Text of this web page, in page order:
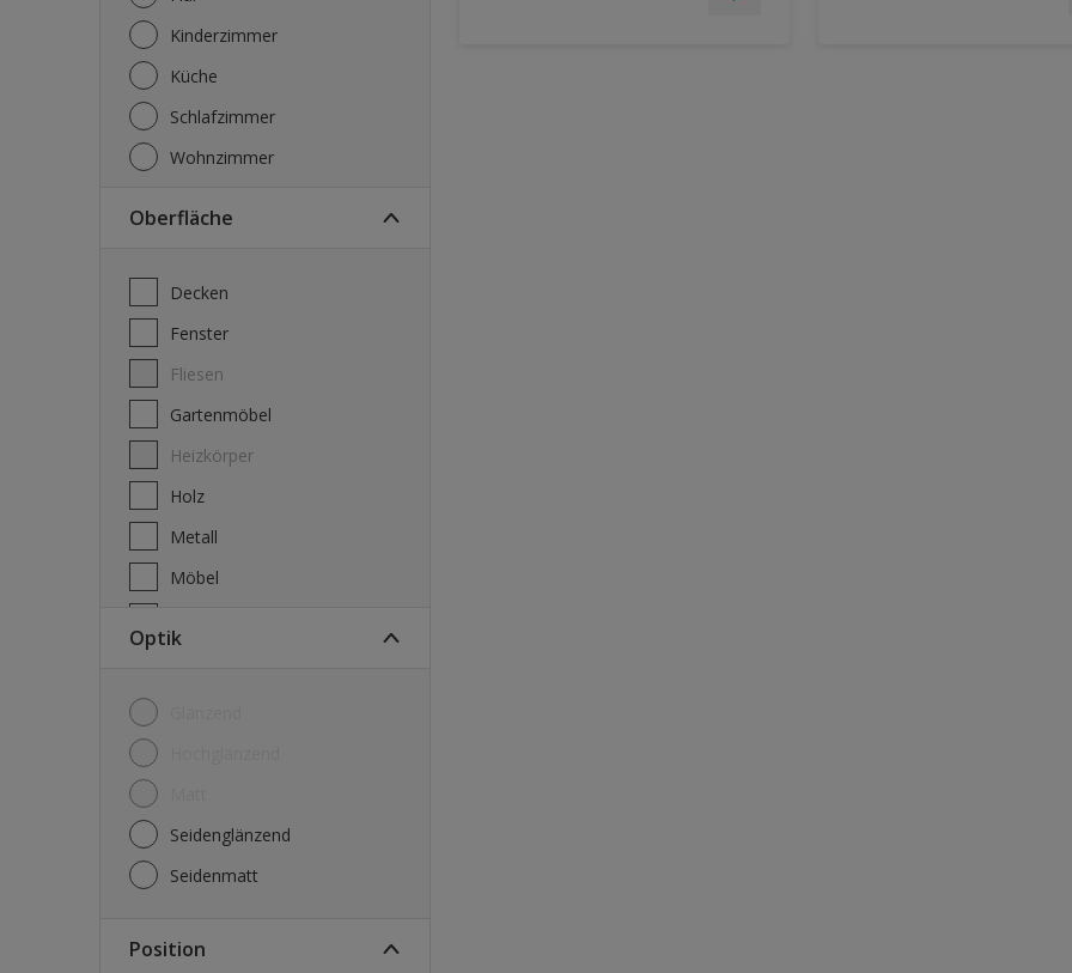
Kinderzimmer
Küche
Schlafzimmer
Wohnzimmer
Oberfläche
Decken
Fenster
Fliesen
Gartenmöbel
Heizkörper
Holz
Metall
Möbel
Optik
Seidenglänzend
Seidenmatt
Position